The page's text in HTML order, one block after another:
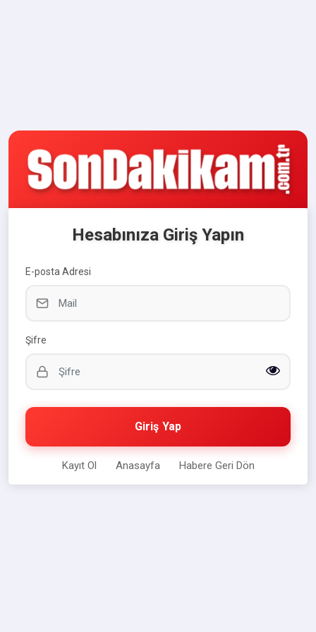
Hesabınıza Giriş Yapın
E-posta Adresi
Şifre
Giriş Yap
Kayıt Ol Anasayfa Habere Geri Dön